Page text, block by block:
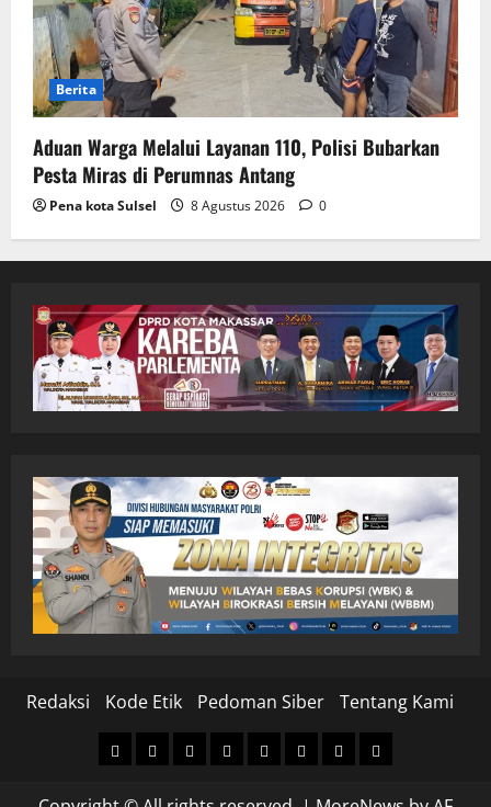
Berita
Aduan Warga Melalui Layanan 110, Polisi Bubarkan
Pesta Miras di Perumnas Antang
Pena kota Sulsel 8 Agustus 2026 0
Redaksi Kode Etik Pedoman Siber Tentang Kami
HomeNasionalHukumPolitikEkonomiPendidikan
Kesehatan
Olahraga